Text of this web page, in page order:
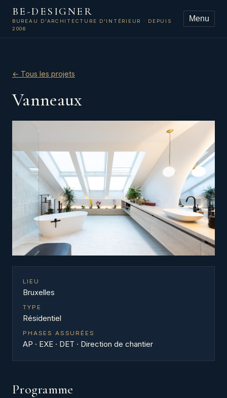
BE-DESIGNER
BUREAU D'ARCHITECTURE D'INTÉRIEUR · DEPUIS
2006
Menu
← Tous les projets
Vanneaux
LIEU
Bruxelles
TYPE
Résidentiel
PHASES ASSURÉES
AP · EXE · DET · Direction de chantier
Programme